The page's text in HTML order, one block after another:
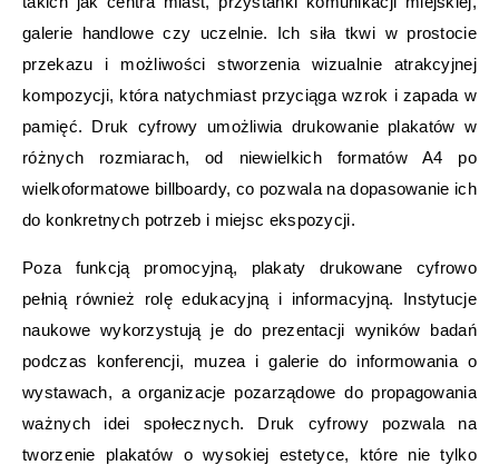
galerie handlowe czy uczelnie. Ich siła tkwi w prostocie
przekazu i możliwości stworzenia wizualnie atrakcyjnej
kompozycji, która natychmiast przyciąga wzrok i zapada w
pamięć. Druk cyfrowy umożliwia drukowanie plakatów w
różnych rozmiarach, od niewielkich formatów A4 po
wielkoformatowe billboardy, co pozwala na dopasowanie ich
do konkretnych potrzeb i miejsc ekspozycji.
Poza funkcją promocyjną, plakaty drukowane cyfrowo
pełnią również rolę edukacyjną i informacyjną. Instytucje
naukowe wykorzystują je do prezentacji wyników badań
podczas konferencji, muzea i galerie do informowania o
wystawach, a organizacje pozarządowe do propagowania
ważnych idei społecznych. Druk cyfrowy pozwala na
tworzenie plakatów o wysokiej estetyce, które nie tylko